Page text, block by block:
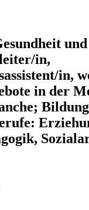
in,
in,
in der